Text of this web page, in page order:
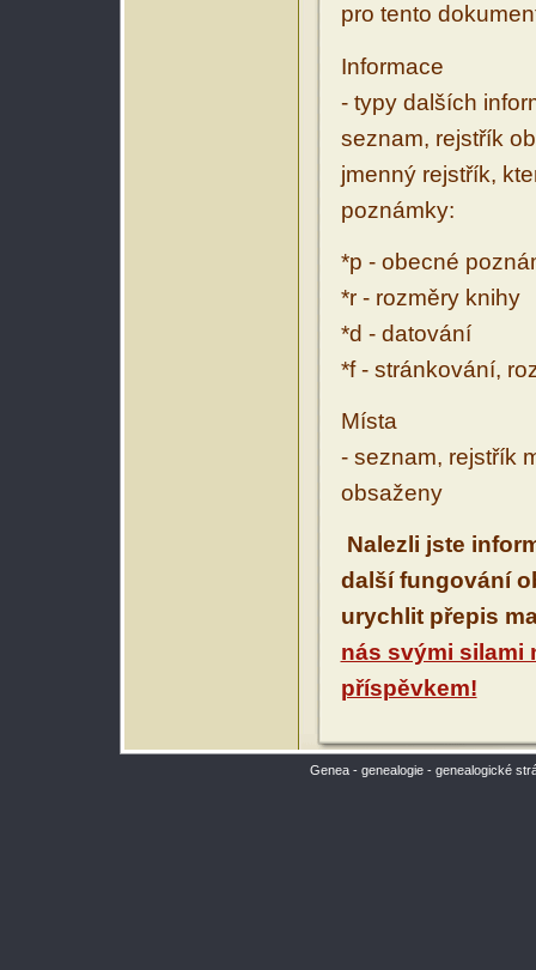
pro tento
Informace
- typy dalších
seznam, rejstřík
jmenný rejstřík,
poznámky:
*p - obecné
*r - rozměry knihy
*d - datování
*f - stránkování,
Místa
- seznam, rejstřík
obsaženy
Nalezli jste
další fungování
urychlit přepis
nás svými silami
příspěvkem!
Genea - genealogie - genealogické